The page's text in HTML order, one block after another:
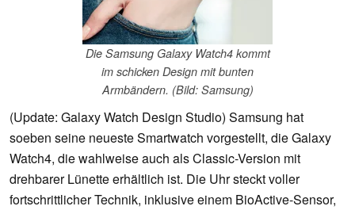
Die Samsung Galaxy Watch4 kommt
im schicken Design mit bunten
Armbändern. (Bild: Samsung)
(Update: Galaxy Watch Design Studio) Samsung hat
soeben seine neueste Smartwatch vorgestellt, die Galaxy
Watch4, die wahlweise auch als Classic-Version mit
drehbarer Lünette erhältlich ist. Die Uhr steckt voller
fortschrittlicher Technik, inklusive einem BioActive-Sensor,